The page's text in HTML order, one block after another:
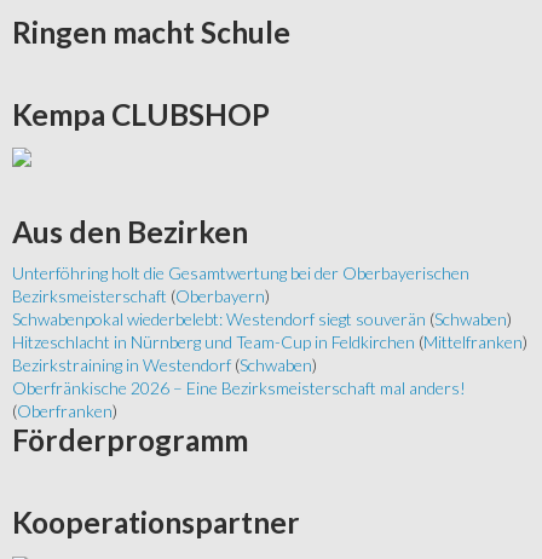
Ringen macht Schule
Kempa CLUBSHOP
Aus den Bezirken
Unterföhring holt die Gesamtwertung bei der Oberbayerischen
Bezirksmeisterschaft (Oberbayern)
Schwabenpokal wiederbelebt: Westendorf siegt souverän (Schwaben)
Hitzeschlacht in Nürnberg und Team-Cup in Feldkirchen (Mittelfranken)
Bezirkstraining in Westendorf (Schwaben)
Oberfränkische 2026 – Eine Bezirksmeisterschaft mal anders!
(Oberfranken)
Förderprogramm
Kooperationspartner